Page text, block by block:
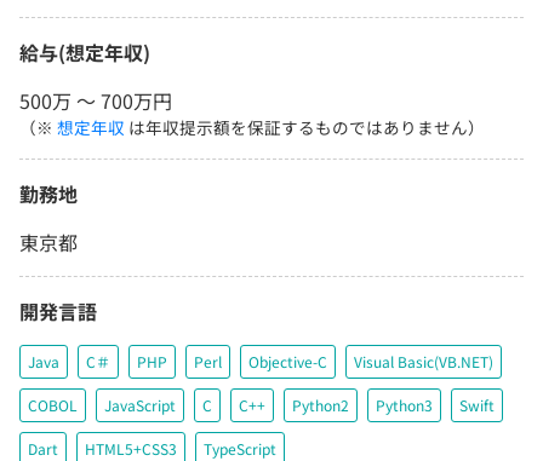
給与(想定年収)
500万 〜 700万円
（※ 想定年収 は年収提示額を保証するものではありません）
勤務地
東京都
開発言語
Java C＃ PHP Perl Objective-C Visual Basic(VB.NET)
COBOL JavaScript C C++ Python2 Python3 Swift
Dart HTML5+CSS3 TypeScript